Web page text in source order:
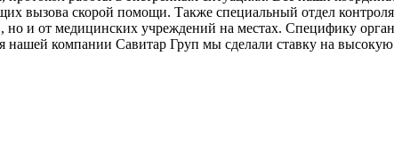
вызова скорой помощи. Также специальный отдел
но и от медицинских учреждений на местах. Специфику
нашей компании Савитар Груп мы сделали ставку на